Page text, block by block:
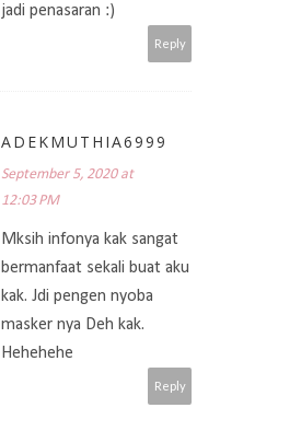
jadi penasaran :)
Reply
ADEKMUTHIA6999
September 5, 2020 at
12:03 PM
Mksih infonya kak sangat
bermanfaat sekali buat aku
kak. Jdi pengen nyoba
masker nya Deh kak.
Hehehehe
Reply